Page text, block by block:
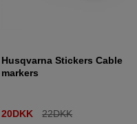
Husqvarna Stickers Cable
markers
20DKK 22DKK